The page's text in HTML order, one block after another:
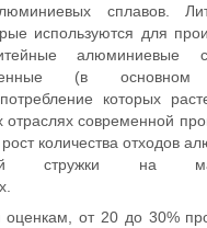
сплавов.
используются для
алюминиевые
(в основном
которых
отраслях современной
количества отходов
стружки на
от 20 до 30%